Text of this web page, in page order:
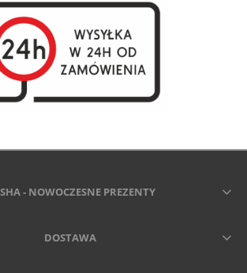
- NOWOCZESNE PREZENTY
DOSTAWA